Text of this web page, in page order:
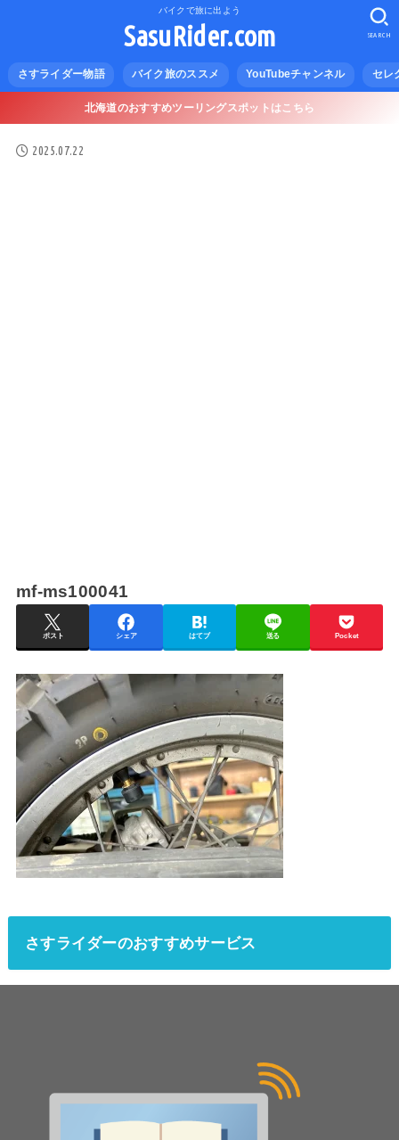
バイクで旅に出よう
SasuRider.com
さすライダー物語 バイク旅のススメ YouTubeチャンネル セレ
SEARCH
北海道のおすすめツーリングスポットはこちら
2025.07.22
mf-ms100041
ポスト シェア はてブ 送る Pocket
さすライダーのおすすめサービス